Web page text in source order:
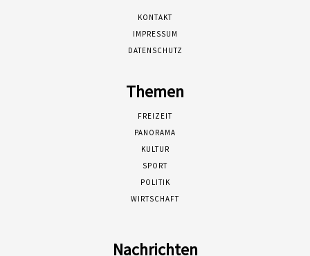
KONTAKT
IMPRESSUM
DATENSCHUTZ
Themen
FREIZEIT
PANORAMA
KULTUR
SPORT
POLITIK
WIRTSCHAFT
Nachrichten